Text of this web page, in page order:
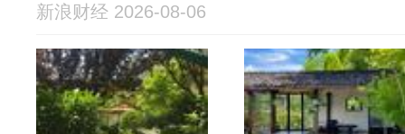
新浪财经 2026-08-06